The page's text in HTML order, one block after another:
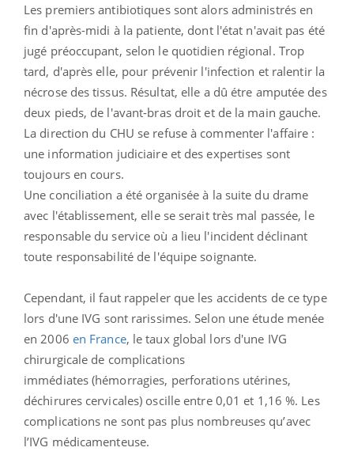
Les premiers antibiotiques sont alors administrés en
fin d'après-midi à la patiente, dont l'état n'avait pas été
jugé préoccupant, selon le quotidien régional. Trop
tard, d'après elle, pour prévenir l'infection et ralentir la
nécrose des tissus. Résultat, elle a dû étre amputée des
deux pieds, de l'avant-bras droit et de la main gauche.
La direction du CHU se refuse à commenter l'affaire :
une information judiciaire et des expertises sont
toujours en cours.
Une conciliation a été organisée à la suite du drame
avec l'établissement, elle se serait très mal passée, le
responsable du service où a lieu l'incident déclinant
toute responsabilité de l'équipe soignante.
Cependant, il faut rappeler que les accidents de ce type
lors d'une IVG sont rarissimes. Selon une étude menée
en 2006 en France, le taux global lors d'une IVG
chirurgicale de complications
immédiates (hémorragies, perforations utérines,
déchirures cervicales) oscille entre 0,01 et 1,16 %. Les
complications ne sont pas plus nombreuses qu’avec
l’IVG médicamenteuse.